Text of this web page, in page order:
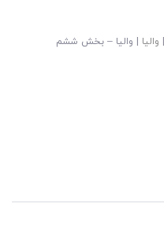
والیا والیا – بخش ششم